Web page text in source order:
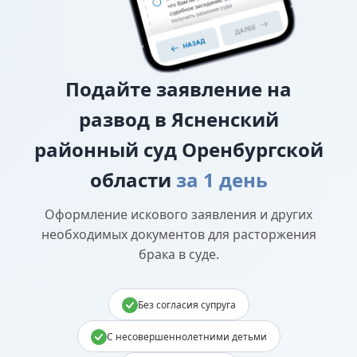
Подайте заявление на
развод в Ясненский
районный суд Оренбургской
области за 1 день
Оформление искового заявления и других
необходимых документов для расторжения
брака в суде.
Без согласия супруга
С несовершеннолетними детьми